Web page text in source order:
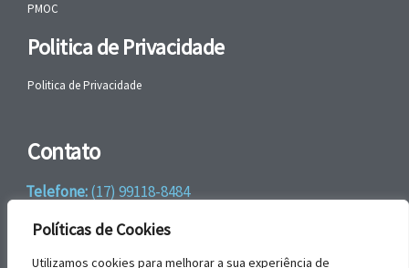
Políticas de Cookies
Utilizamos cookies para melhorar a sua experiência de
PMOC
Politica de Privacidade
Politica de Privacidade
Contato
Telefone:(17) 99118-8484
WhatsApp:+55 (17) 99118-8484
email:faleconosco@gbrengenharia.com